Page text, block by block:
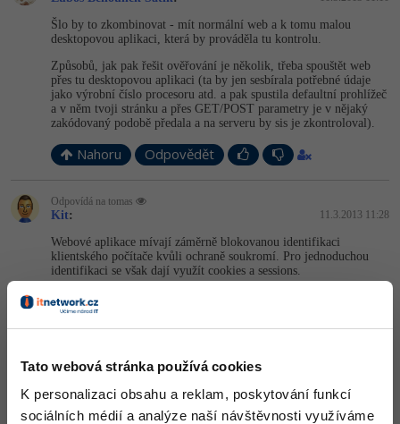
Tato webová stránka používá cookies
K personalizaci obsahu a reklam, poskytování funkcí
sociálních médií a analýze naší návštěvnosti využíváme
UX
Business
Kryptoměny -25%
Copywriting -30%
MS Office
Google Dokumenty
Time management
Windows
Linux
Sítě
Adobe InDesign -25%
Adobe After Effects
Blender -80%
Inkscape
Fotografování
Video
Ostatní
Fórum
Šlo by to zkombinovat - mít normální web a k tomu malou
desktopovou aplikaci, která by prováděla tu kontrolu.
Způsobů, jak pak řešit ověřování je několik, třeba spouštět web
přes tu desktopovou aplikaci (ta by jen sesbírala potřebné údaje
jako výrobní číslo procesoru atd. a pak spustila defaultní prohlížeč
a v něm tvoji stránku a přes GET/POST parametry je v nějaký
zakódovaný podobě předala a na serveru by sis je zkontroloval).
Nahoru Odpovědět
Odpovídá na tomas
Kit: 11.3.2013 11:28
Webové aplikace mívají záměrně blokovanou identifikaci
klientského počítače kvůli ochraně soukromí. Pro jednoduchou
identifikaci se však dají využít cookies a sessions.
Nahoru
Hmm, ale cookies se da ukrast. Tak to asi nebude to prave co
hledam.